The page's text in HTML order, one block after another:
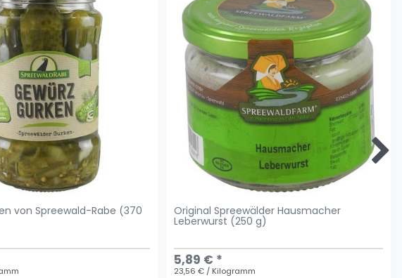
von Spreewald-Rabe (370 Original Spreewälder Hausmacher
Leberwurst (250 g)
5,89 € *
23,56 € / Kilogramm